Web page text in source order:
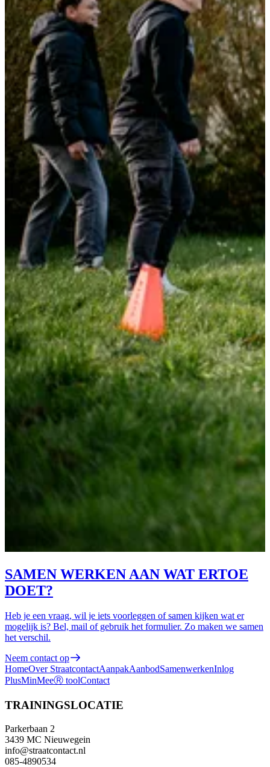
SAMEN WERKEN AAN WAT ERTOE
DOET?
Heb je een vraag, wil je iets voorleggen of samen kijken wat er
mogelijk is? Bel, mail of gebruik het formulier. Zo maken we samen
het verschil.
Neem contact op
HomeOver StraatcontactAanpakAanbodSamenwerkenInlog
PlusMinMeeⓇ toolContact
TRAININGSLOCATIE
Parkerbaan 2
3439 MC Nieuwegein
info@straatcontact.nl
085-4890534